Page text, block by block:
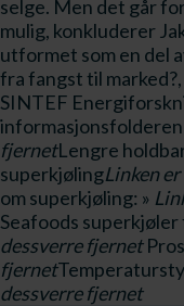
selge. Men det går
mulig, konkluderer
utformet som en del
fra fangst til
SINTEF
informasjonsfolderen
fjernetLengre
superkjølingLinken
om superkjøling: »
Seafoods
dessverre fjernet
fjernet
dessverre fjernet